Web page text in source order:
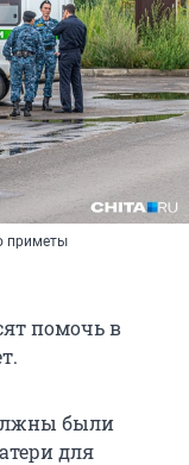
приметы
помочь в
были
для